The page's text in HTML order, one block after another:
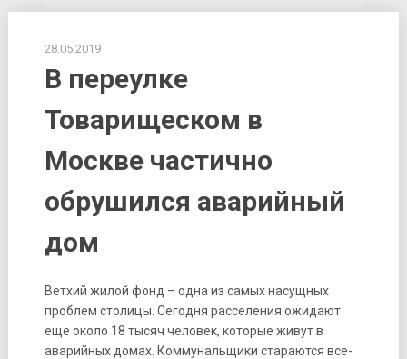
28.05.2019
В переулке
Товарищеском в
Москве частично
обрушился аварийный
дом
Ветхий жилой фонд – одна из самых насущных
проблем столицы. Сегодня расселения ожидают
еще около 18 тысяч человек, которые живут в
аварийных домах. Коммунальщики стараются все-